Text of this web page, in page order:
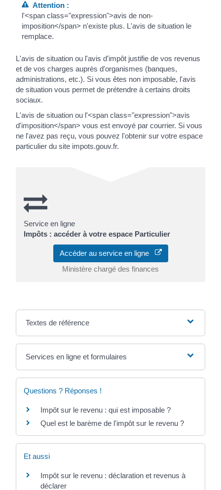
Attention :
l'<span class="expression">avis de non-
imposition</span> n'existe plus. L'avis de situation le
remplace.
L'avis de situation ou l'avis d'impôt justifie de vos revenus
et de vos charges auprès d'organismes (banques,
administrations, etc.). Si vous êtes non imposable, l'avis
de situation vous permet de prétendre à certains droits
sociaux.
L'avis de situation ou l'<span class="expression">avis
d'imposition</span> vous est envoyé par courrier. Si vous
ne l'avez pas reçu, vous pouvez l'obtenir sur votre espace
particulier du site impots.gouv.fr.
Service en ligne
Impôts : accéder à votre espace Particulier
Accéder au service en ligne
Ministère chargé des finances
Textes de référence
Services en ligne et formulaires
Questions ? Réponses !
Impôt sur le revenu : qui est imposable ?
Quel est le barème de l'impôt sur le revenu ?
Et aussi
Impôt sur le revenu : déclaration et revenus à
déclarer